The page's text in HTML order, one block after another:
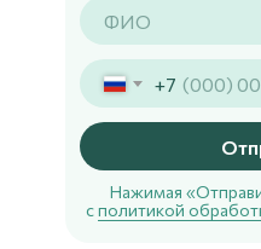
Нажимая
сполитикой
+7